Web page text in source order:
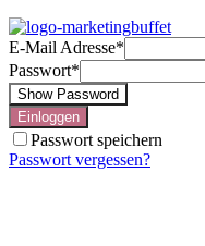
E-Mail Adresse*
Passwort*
Show Password
Einloggen
Passwort speichern
Passwort vergessen?